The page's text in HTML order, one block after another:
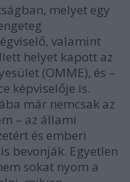
melyet egy
valamint
helyet kapott az
(OMME), és –
képviselője is.
már nemcsak az
– az állami
és emberi
bevonják. Egyetlen
sokat nyom a